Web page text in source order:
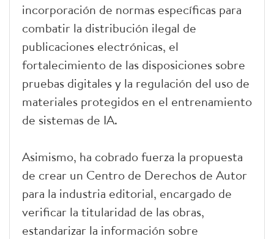
incorporación de normas específicas para
combatir la distribución ilegal de
publicaciones electrónicas, el
fortalecimiento de las disposiciones sobre
pruebas digitales y la regulación del uso de
materiales protegidos en el entrenamiento
de sistemas de IA.
Asimismo, ha cobrado fuerza la propuesta
de crear un Centro de Derechos de Autor
para la industria editorial, encargado de
verificar la titularidad de las obras,
estandarizar la información sobre